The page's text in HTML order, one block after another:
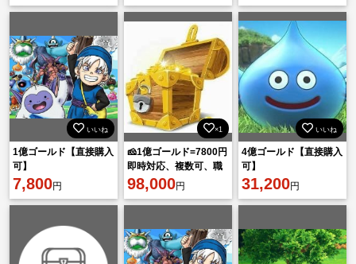
いいね
1億ゴールド【直接購入
可】
7,800円
×1
🧀1億ゴールド=7800円
即時対応、複数可、職
人産、安全性重視🧀
98,000円
いいね
4億ゴールド【直接購入
可】
31,200円